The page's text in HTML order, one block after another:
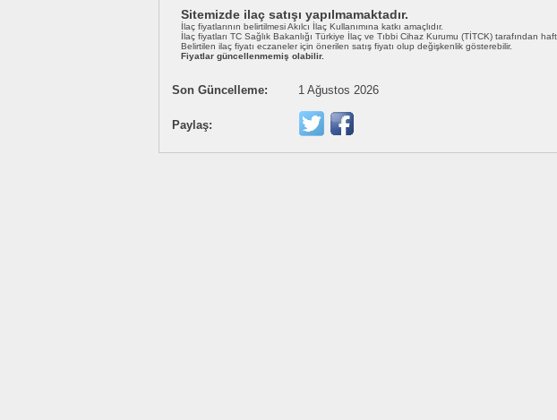
Sitemizde ilaç satışı yapılmamaktadır.
İlaç fiyatlarının belirtilmesi Akılcı İlaç Kullanımına katkı amaçlıdır.
İlaç fiyatları TC Sağlık Bakanlığı Türkiye İlaç ve Tıbbi Cihaz Kurumu (TİTCK) tarafından
Belirtilen ilaç fiyatı eczaneler için önerilen satış fiyatı olup değişkenlik gösterebilir.
Fiyatlar güncellenmemiş olabilir.
Son Güncelleme: 1 Ağustos 2026
Paylaş: